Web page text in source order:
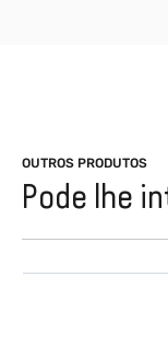
OUTROS PRODUTOS
Pode lhe